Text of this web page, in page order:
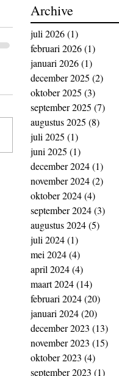
Archive
juli 2026(1)
februari 2026(1)
januari 2026(1)
december 2025 (2)
oktober 2025 (3)
september 2025 (7)
augustus 2025 (8)
juli 2025 (1)
juni 2025 (1)
december 2024(1)
november 2024(2)
oktober 2024(4)
september 2024(3)
augustus 2024(5)
juli 2024(1)
mei 2024(4)
april 2024(4)
maart 2024(14)
februari 2024(20)
januari 2024(20)
december 2023 (13)
november 2023 (15)
oktober 2023 (4)
september 2023 (1)